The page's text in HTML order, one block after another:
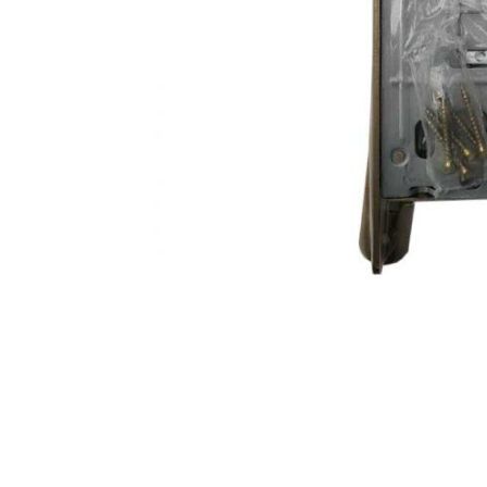
Pločasti
materijali
Vodomaterijal